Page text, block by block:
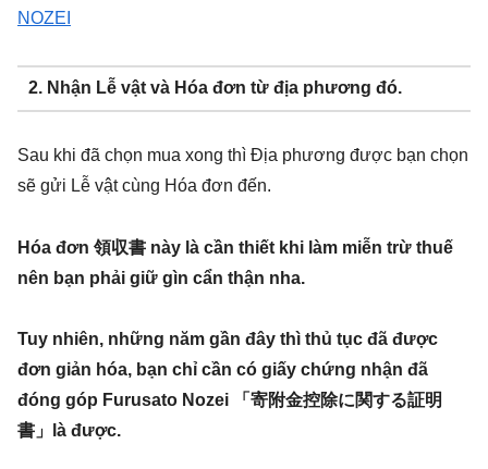
NOZEI
2. Nhận Lễ vật và Hóa đơn từ địa phương đó.
Sau khi đã chọn mua xong thì Địa phương được bạn chọn
sẽ gửi Lễ vật cùng Hóa đơn đến.
Hóa đơn 領収書 này là cần thiết khi làm miễn trừ thuế
nên bạn phải giữ gìn cẩn thận nha.
Tuy nhiên, những năm gần đây thì thủ tục đã được
đơn giản hóa, bạn chỉ cần có giấy chứng nhận đã
đóng góp Furusato Nozei 「寄附金控除に関する証明
書」là được.